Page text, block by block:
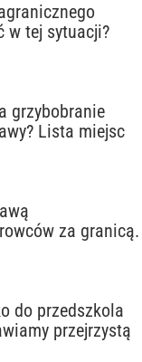
w tej sytuacji?
grzybobranie
Lista miejsc
za granicą.
do przedszkola
przejrzystą